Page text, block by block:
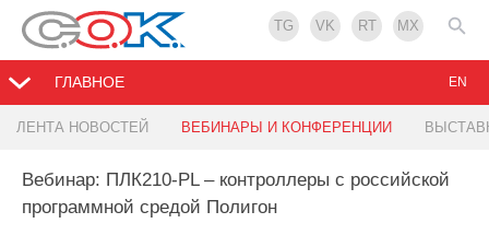
TG VK RT MX
ГЛАВНОЕ
ЛЕНТА НОВОСТЕЙ ВЕБИНАРЫ И КОНФЕРЕНЦИИ
EN
Вебинар: ПЛК210-PL – контроллеры с российской
программной средой Полигон